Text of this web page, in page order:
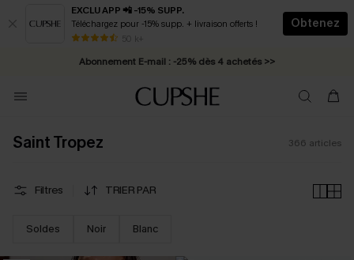
EXCLU APP 📲 -15% SUPP.
Téléchargez pour -15% supp. + livraison offerts !
50 k+
Obtenez
* Livraison éclair 2-3 jours ouvrés >>
Abonnement E-mail : -25% dès 4 achetés >>
Saint Tropez 366 articles
Filtres TRIER PAR
Soldes Noir Blanc